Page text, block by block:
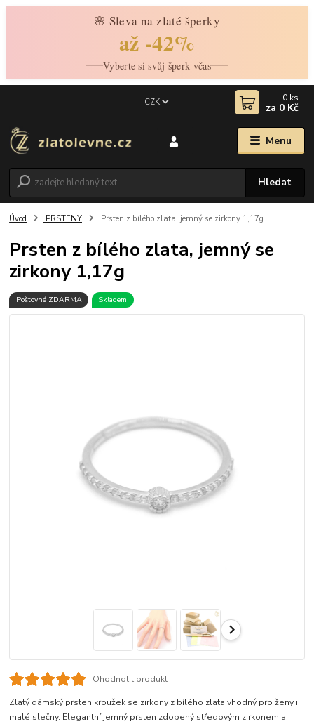
🌸 Sleva na zlaté šperky
až -42%
Vyberte si svůj šperk včas
Menu
CZK
Hledat
0 ks
za 0 Kč
Úvod PRSTENY Prsten z bílého zlata, jemný se zirkony 1,17g
Prsten z bílého zlata, jemný se
zirkony 1,17g
Poštovné ZDARMA Skladem
Ohodnotit produkt
Zlatý dámský prsten kroužek se zirkony z bílého zlata vhodný pro ženy i
malé slečny. Elegantní jemný prsten zdobený středovým zirkonem a